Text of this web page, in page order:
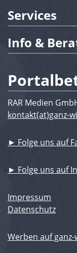
Services
Info &
RAR Medien
kontakt(at)ganz-
► Folge uns auf
► Folge uns auf
Impressum
Datenschutz
Werben auf